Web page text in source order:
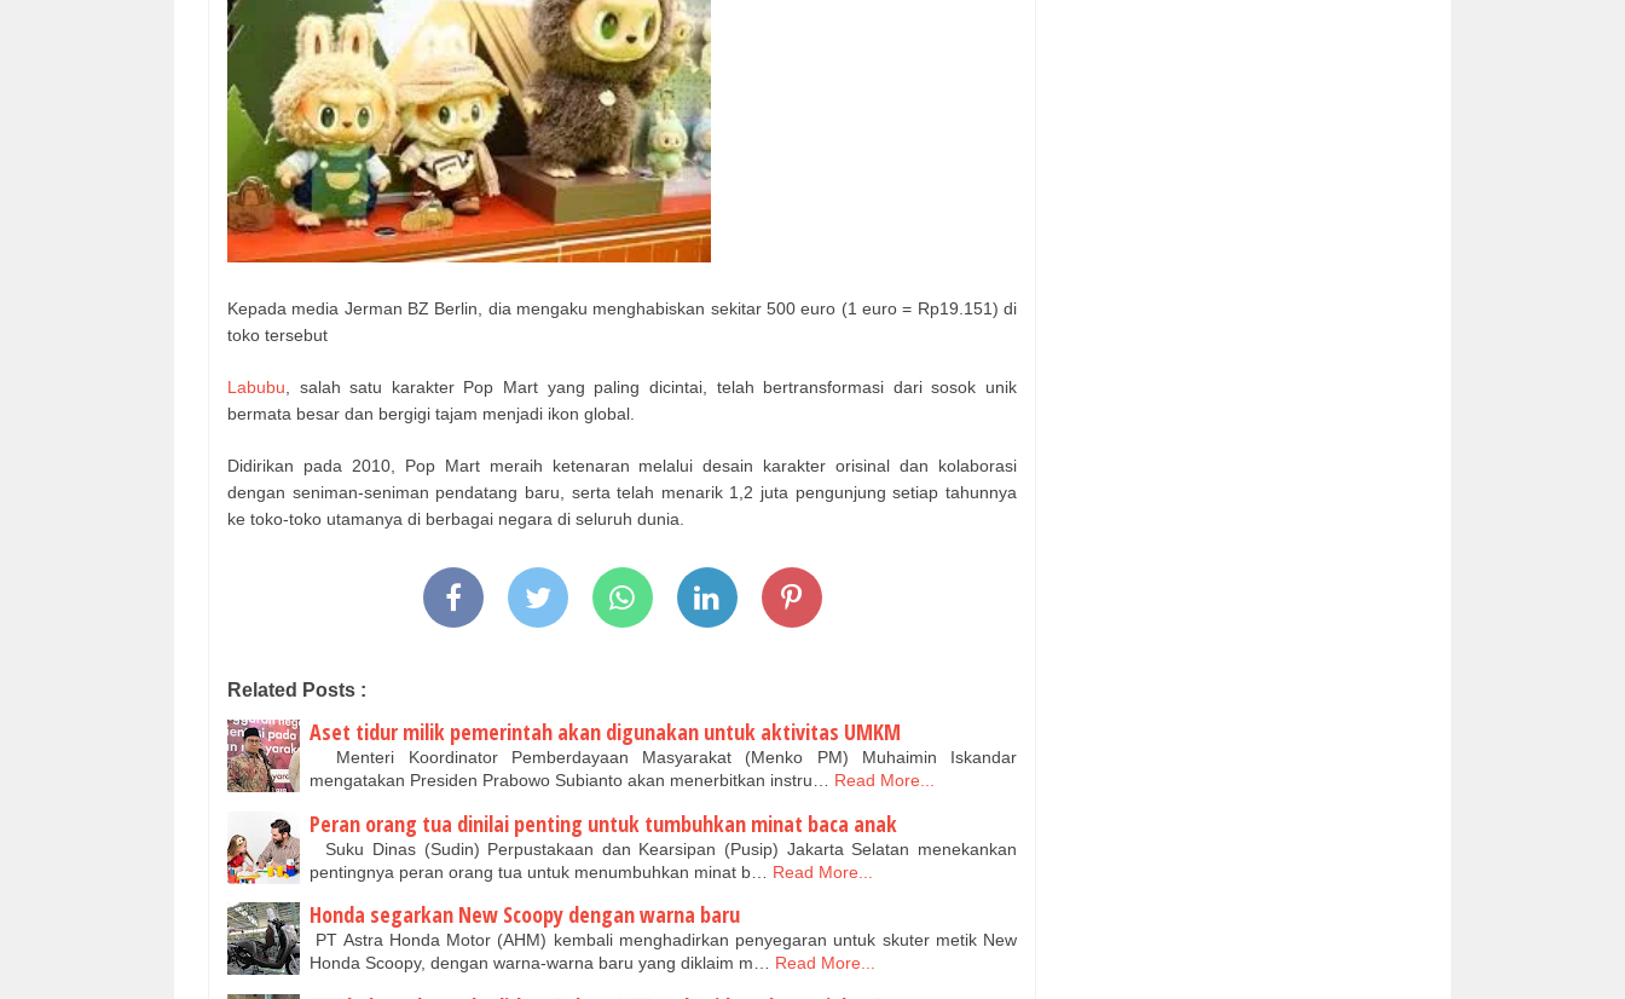
Kepada media Jerman BZ Berlin, dia mengaku menghabiskan sekitar 500 euro (1 euro = Rp19.151) di
toko tersebut
Labubu , salah satu karakter Pop Mart yang paling dicintai, telah bertransformasi dari sosok unik
bermata besar dan bergigi tajam menjadi ikon global.
Didirikan pada 2010, Pop Mart meraih ketenaran melalui desain karakter orisinal dan kolaborasi
dengan seniman-seniman pendatang baru, serta telah menarik 1,2 juta pengunjung setiap tahunnya
ke toko-toko utamanya di berbagai negara di seluruh dunia.
Related Posts :
Aset tidur milik pemerintah akan digunakan untuk aktivitas UMKM
Menteri Koordinator Pemberdayaan Masyarakat (Menko PM) Muhaimin Iskandar
mengatakan Presiden Prabowo Subianto akan menerbitkan instru…
Read More...
Peran orang tua dinilai penting untuk tumbuhkan minat baca anak
Suku Dinas (Sudin) Perpustakaan dan Kearsipan (Pusip) Jakarta Selatan menekankan
pentingnya peran orang tua untuk menumbuhkan minat b…
Read More...
Honda segarkan New Scoopy dengan warna baru
PT Astra Honda Motor (AHM) kembali menghadirkan penyegaran untuk skuter metik New
Honda Scoopy, dengan warna-warna baru yang diklaim m…
Read More...